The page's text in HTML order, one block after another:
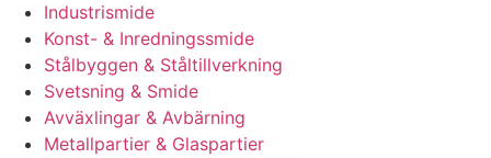
Industrismide
Konst- & Inredningssmide
Stålbyggen & Ståltillverkning
Svetsning & Smide
Avväxlingar & Avbärning
Metallpartier & Glaspartier